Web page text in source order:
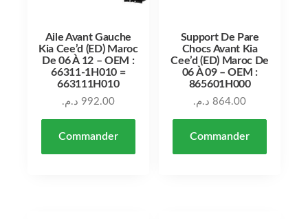
Aile Avant Gauche
Kia Cee’d (ED) Maroc
De 06 À 12 – OEM :
66311-1H010 =
663111H010
992.00 د.م.
Commander
Support De Pare
Chocs Avant Kia
Cee’d (ED) Maroc De
06 À 09 – OEM :
865601H000
864.00 د.م.
Commander